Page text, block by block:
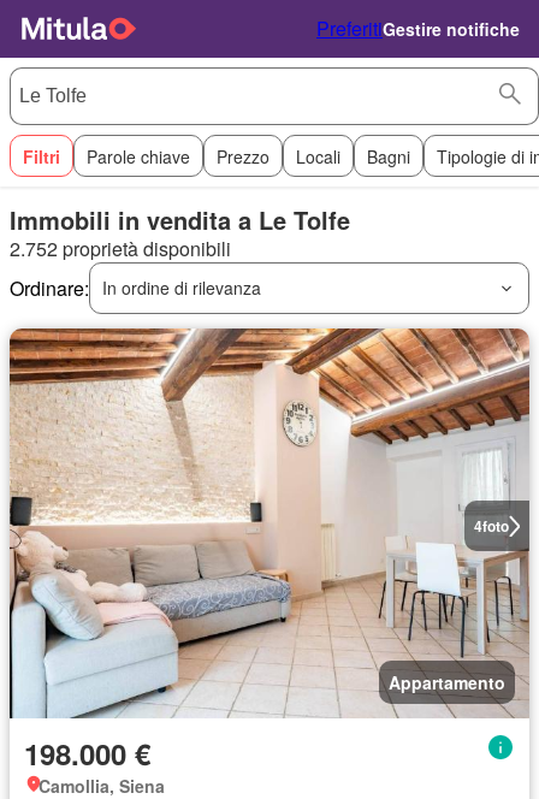
PreferitiGestire notifiche
Filtri Parole chiave Prezzo Locali Bagni Tipologie di
Immobili in vendita a Le Tolfe
2.752 proprietà disponibili
Ordinare:
In ordine di rilevanza
4foto
Appartamento
198.000 €
Camollia, Siena